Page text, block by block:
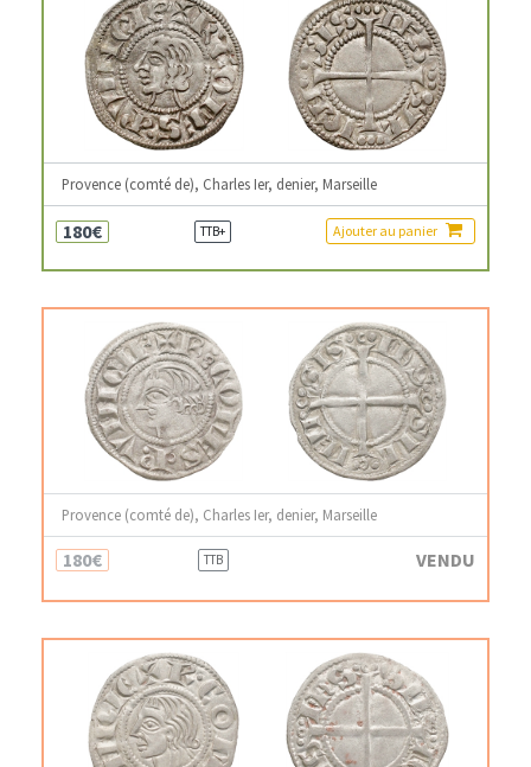
Provence (comté de), Charles Ier, denier, Marseille
180€ TTB+ Ajouter au panier
Provence (comté de), Charles Ier, denier, Marseille
180€ TTB VENDU